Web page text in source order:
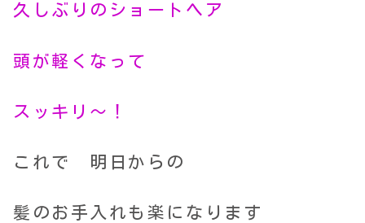
久しぶりのショートヘア
頭が軽くなって
スッキリ～！
これで 明日からの
髪のお手入れも楽になります